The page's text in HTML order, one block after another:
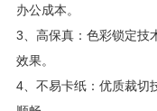
办公成本。
3、高保真：色彩锁定技
效果。
4、不易卡纸：优质裁切